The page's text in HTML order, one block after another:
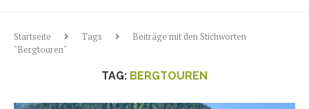
Startseite Tags
Beiträge mit den Stichworten
"Bergtouren"
TAG: BERGTOUREN